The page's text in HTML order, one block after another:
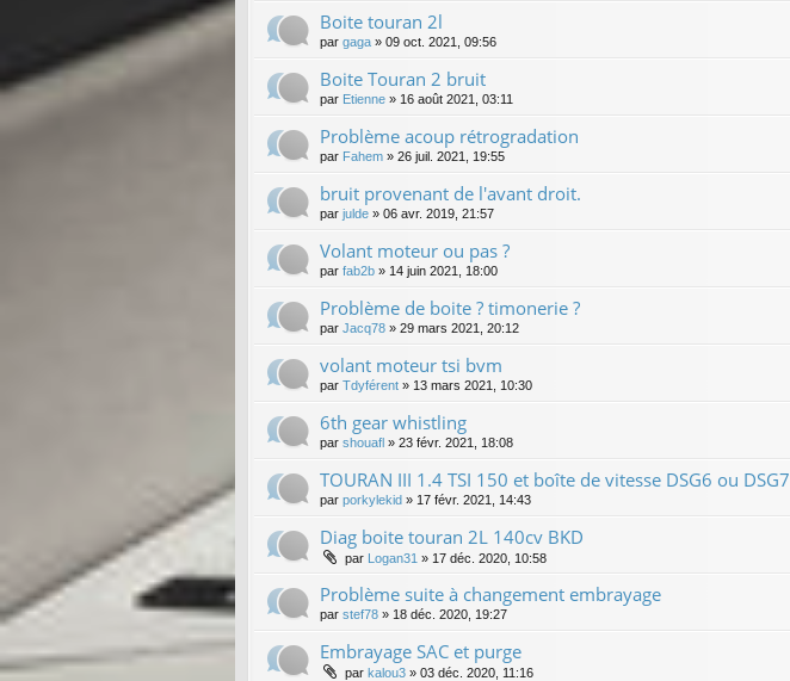
Boite touran 2l
par gaga » 09 oct. 2021, 09:56
Boite Touran 2 bruit
par Etienne » 16 août 2021, 03:11
Problème acoup rétrogradation
par Fahem » 26 juil. 2021, 19:55
bruit provenant de l'avant droit.
par julde » 06 avr. 2019, 21:57
Volant moteur ou pas ?
par fab2b » 14 juin 2021, 18:00
Problème de boite ? timonerie ?
par Jacq78 » 29 mars 2021, 20:12
volant moteur tsi bvm
par Tdyférent » 13 mars 2021, 10:30
6th gear whistling
par shouafl » 23 févr. 2021, 18:08
TOURAN III 1.4 TSI 150 et boîte de vitesse DSG6 ou DSG7
par porkylekid » 17 févr. 2021, 14:43
Diag boite touran 2L 140cv BKD
par Logan31 » 17 déc. 2020, 10:58
Problème suite à changement embrayage
par stef78 » 18 déc. 2020, 19:27
Embrayage SAC et purge
par kalou3 » 03 déc. 2020, 11:16